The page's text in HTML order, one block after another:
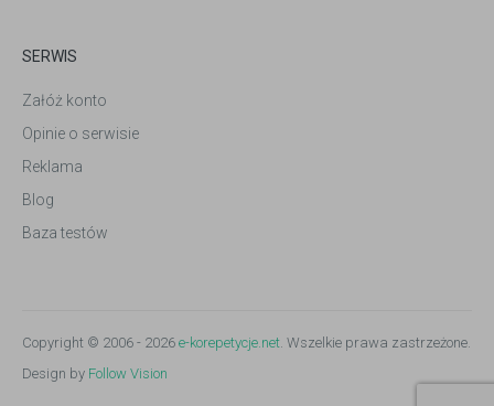
SERWIS
Załóż konto
Opinie o serwisie
Reklama
Blog
Baza testów
Copyright © 2006 - 2026 e-korepetycje.net. Wszelkie prawa zastrzeżone.
Design by Follow Vision